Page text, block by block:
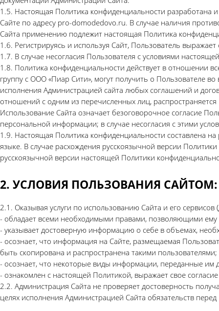
1.5. Настоящая Политика конфиденциальности разработана
Сайте по адресу pro-domodedovo.ru. В случае наличия
Сайта применению подлежит настоящая Политика
1.6. Регистрируясь и используя Сайт, Пользователь
1.7. В случае несогласия Пользователя с условиями
1.8. Политика конфиденциальности действует в отношении
группу с ООО «Пиар Сити», могут получить о Пользователе
исполнения Администрацией сайта любых соглашений и
отношений с одним из перечисленных лиц,
Использование Сайта означает безоговорочное согласие
персональной информации; в случае несогласия с этими
1.9. Настоящая Политика конфиденциальности составлена
языке. В случае расхождения русскоязычной версии
русскоязычной версии настоящей Политики
2. УСЛОВИЯ ПОЛЬЗОВАНИЯ САЙТОМ:
2.1. Оказывая услуги по использованию Сайта и его
- обладает всеми необходимыми правами, позволяющими
- указывает достоверную информацию о себе в объемах,
- осознает, что информация на Сайте, размещаемая
быть скопирована и распространена такими пользователями;
- осознает, что некоторые виды информации, переданные
- ознакомлен с настоящей Политикой, выражает свое
2.2. Администрация Сайта не проверяет достоверность
целях исполнения Администрацией Сайта обязательств